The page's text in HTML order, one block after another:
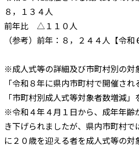
８，１３４人
前年比 △１１０人
（参考）前年：８，２４４人【令和
※成人式等の詳細及び市町村別の対
「令和８年に県内市町村で開催さ
「市町村別成人式等対象者数増減」
※令和４年４月１日から、成年年齢
き下げられましたが、県内市町村
に２０歳を迎える者を成人式等の対